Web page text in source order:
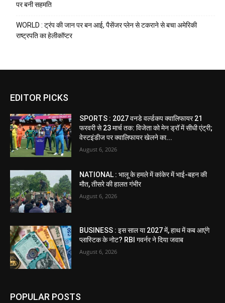
पर बनी सहमति
WORLD : ट्रंप की जान पर बन आई, पैसेंजर प्लेन से टकराने से बचा अमेरिकी
राष्ट्रपति का हेलीकॉप्टर
EDITOR PICKS
SPORTS : 2027 वनडे वर्ल्डकप क्वालिफायर 21
फरवरी से 23 मार्च तक: विजेता को मेन ड्रॉ में सीधी एंट्री;
वेस्टइंडीज पर क्वालिफायर खेलने का...
August 6, 2026
NATIONAL : भालू के हमले में कांकेर में भाई-बहन की
मौत, तीसरे की हालत गंभीर
August 6, 2026
BUSINESS : इस साल या 2027 में, हाथ में कब आएंगे
प्लास्टिक के नोट? RBI गवर्नर ने दिया जवाब
August 6, 2026
POPULAR POSTS